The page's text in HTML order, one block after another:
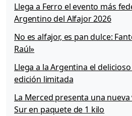
Llega a Ferro el evento más
Argentino del Alfajor 2026
No es alfajor, es pan dulce:
Raúl»
Llega a la Argentina el
edición limitada
La Merced presenta una
Sur en paquete de 1 kilo